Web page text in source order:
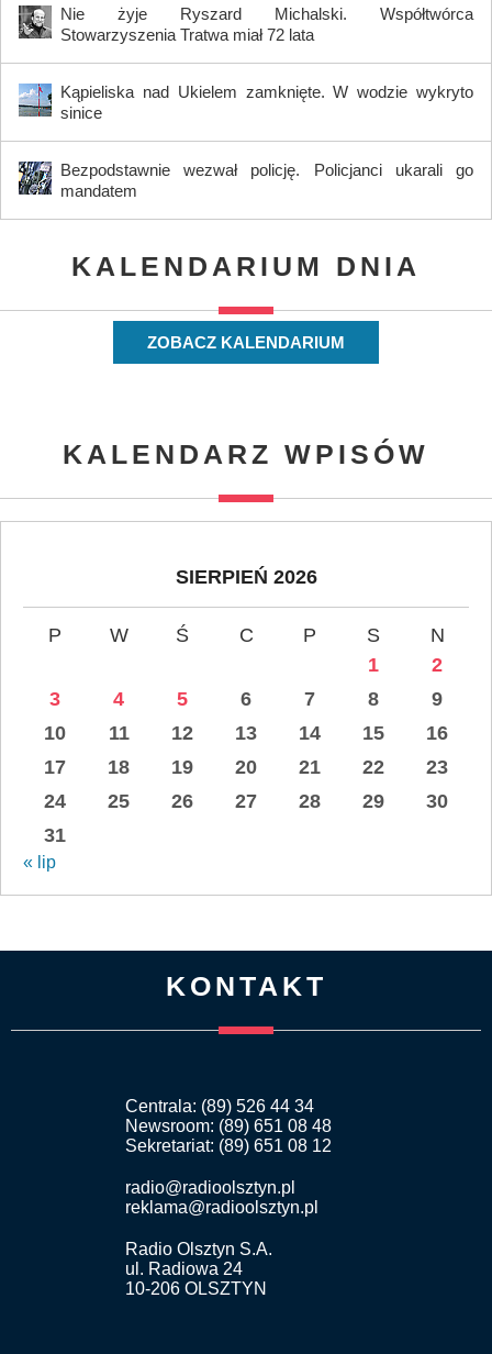
Nie żyje Ryszard Michalski. Współtwórca
Stowarzyszenia Tratwa miał 72 lata
Kąpieliska nad Ukielem zamknięte. W wodzie wykryto
sinice
Bezpodstawnie wezwał policję. Policjanci ukarali go
mandatem
KALENDARIUM DNIA
ZOBACZ KALENDARIUM
KALENDARZ WPISÓW
SIERPIEŃ 2026
P W Ś C P S
N
1
2
3
4 5 6 7 8
9
10
11 12 13 14 15
16
17
18 19 20 21 22
23
24
25 26 27 28 29
30
31
« lip
KONTAKT
Centrala: (89) 526 44 34
Newsroom: (89) 651 08 48
Sekretariat: (89) 651 08 12
radio@radioolsztyn.pl
reklama@radioolsztyn.pl
Radio Olsztyn S.A.
ul. Radiowa 24
10-206 OLSZTYN